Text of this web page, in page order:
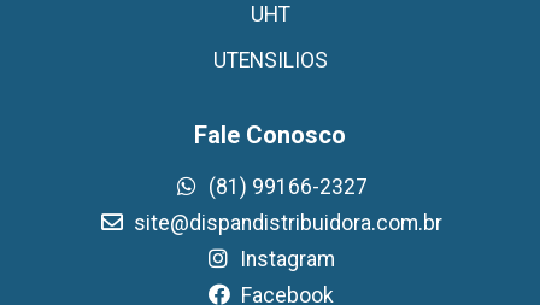
UHT
UTENSILIOS
Fale Conosco
(81) 99166-2327
site@dispandistribuidora.com.br
Instagram
Facebook